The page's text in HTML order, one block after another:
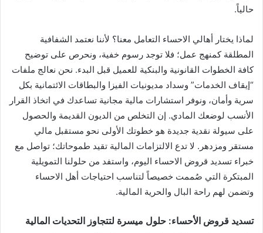
حالياً.
لماذا يختار أهالي الاحساء التعامل معنا؟ لأننا نعتمد الشفافية
المطلقة كمنهج عمل؛ فلا توجد رسوم خفية، ونحرص على توضيح
كافة الخطوات القانونية والبنكية للعميل قبل البدء. نحن نعالج ملفات
“إيقاف الخدمات” وسداد مديونيات الفيزا والبطاقات الائتمانية بكل
سرية وأمان، ونوفر استشارات مالية مجانية تساعدك في اتخاذ القرار
الأنسب لوضعك المادي. إن التخلص من الديون القديمة والحصول
على سيولة نقدية جديدة هو خطوتك الأولى نحو مستقبل مالي
مستقر ومزدهر. لا تدع الالتزامات المالية تقيد طموحاتك؛ تواصل مع
خبراء تسديد قروض الاحساء اليوم، واستفد من حلولنا التمويلية
المبتكرة التي صُممت خصيصاً لتناسب احتياجات أهل الاحساء
وتضمن لهم راحة البال والحرية المالية.
تسديد قروض الأحساء: حلول ميسرة لتتجاوز التحديات المالية